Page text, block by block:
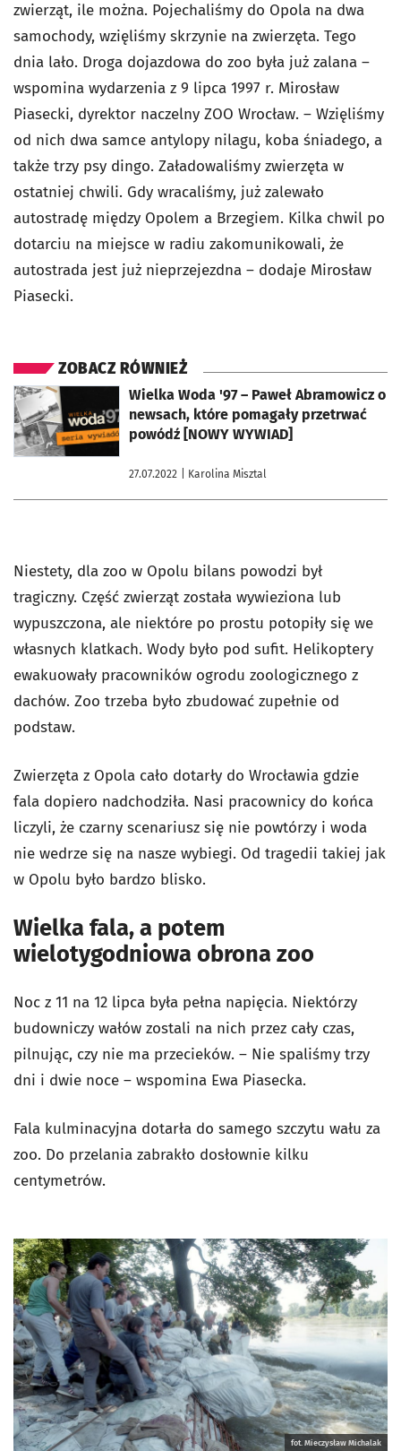
zwierząt, ile można. Pojechaliśmy do Opola na dwa
samochody, wzięliśmy skrzynie na zwierzęta. Tego
dnia lało. Droga dojazdowa do zoo była już zalana –
wspomina wydarzenia z 9 lipca 1997 r. Mirosław
Piasecki, dyrektor naczelny ZOO Wrocław. – Wzięliśmy
od nich dwa samce antylopy nilagu, koba śniadego, a
także trzy psy dingo. Załadowaliśmy zwierzęta w
ostatniej chwili. Gdy wracaliśmy, już zalewało
autostradę między Opolem a Brzegiem. Kilka chwil po
dotarciu na miejsce w radiu zakomunikowali, że
autostrada jest już nieprzejezdna – dodaje Mirosław
Piasecki.
ZOBACZ RÓWNIEŻ
Wielka Woda '97 – Paweł Abramowicz o
newsach, które pomagały przetrwać
powódź [NOWY WYWIAD]
27.07.2022 | Karolina Misztal
otworzy się w nowej karcie
Niestety, dla zoo w Opolu bilans powodzi był
tragiczny. Część zwierząt została wywieziona lub
wypuszczona, ale niektóre po prostu potopiły się we
własnych klatkach. Wody było pod sufit. Helikoptery
ewakuowały pracowników ogrodu zoologicznego z
dachów. Zoo trzeba było zbudować zupełnie od
podstaw.
Zwierzęta z Opola cało dotarły do Wrocławia gdzie
fala dopiero nadchodziła. Nasi pracownicy do końca
liczyli, że czarny scenariusz się nie powtórzy i woda
nie wedrze się na nasze wybiegi. Od tragedii takiej jak
w Opolu było bardzo blisko.
Wielka fala, a potem
wielotygodniowa obrona zoo
Noc z 11 na 12 lipca była pełna napięcia. Niektórzy
budowniczy wałów zostali na nich przez cały czas,
pilnując, czy nie ma przecieków. – Nie spaliśmy trzy
dni i dwie noce – wspomina Ewa Piasecka.
Fala kulminacyjna dotarła do samego szczytu wału za
zoo. Do przelania zabrakło dosłownie kilku
centymetrów.
fot. Mieczysław Michalak